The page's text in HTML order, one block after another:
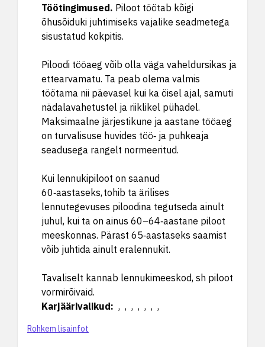
Töötingimused. Piloot töötab kõigi
õhusõiduki juhtimiseks vajalike seadmetega
sisustatud kokpitis.
Piloodi tööaeg võib olla väga vaheldursikas ja
ettearvamatu. Ta peab olema valmis
töötama nii päevasel kui ka öisel ajal, samuti
nädalavahetustel ja riiklikel pühadel.
Maksimaalne järjestikune ja aastane tööaeg
on turvalisuse huvides töö‑ ja puhkeaja
seadusega rangelt normeeritud.
Kui lennukipiloot on saanud
60‑aastaseks, tohib ta ärilises
lennutegevuses piloodina tegutseda ainult
juhul, kui ta on ainus 60–64‑aastane piloot
meeskonnas. Pärast 65‑aastaseks saamist
võib juhtida ainult eralennukit.
Tavaliselt kannab lennukimeeskod, sh piloot
vormirõivaid.
Karjäärivalikud: , , , , , , ,
Rohkem lisainfot